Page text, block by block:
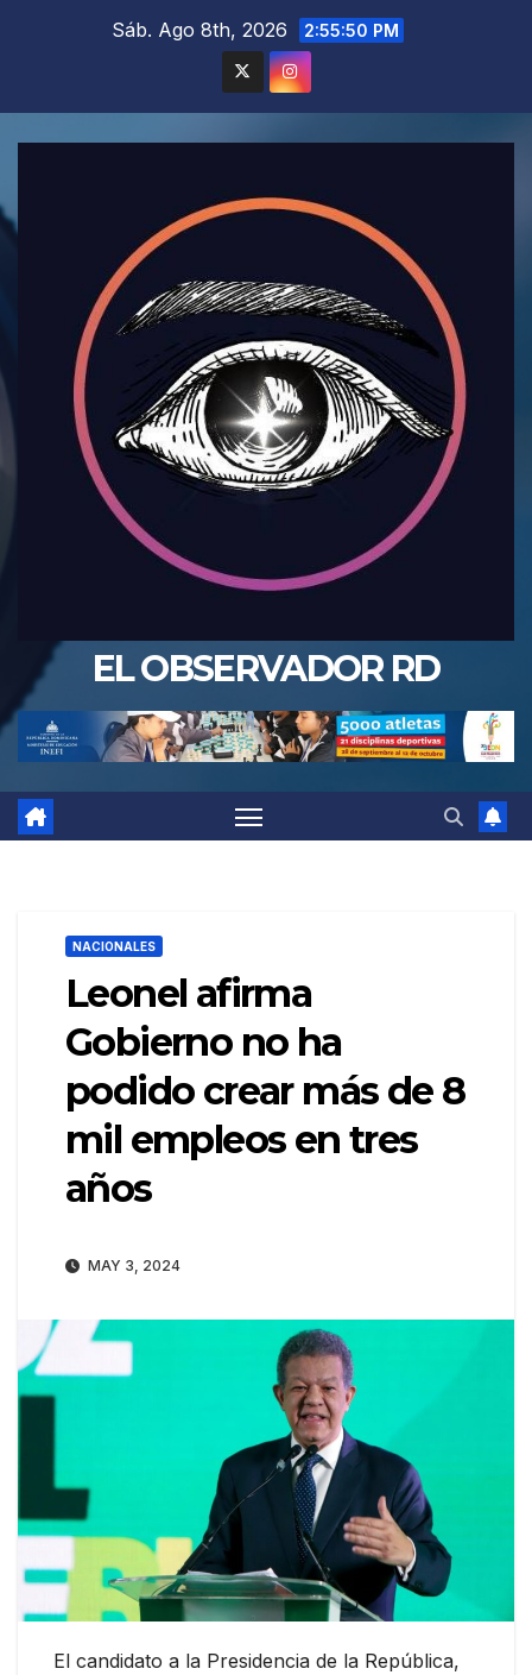
Sáb. Ago 8th, 2026 2:55:52 PM
EL OBSERVADOR RD
NACIONALES
Leonel afirma
Gobierno no ha
podido crear más de 8
mil empleos en tres
años
MAY 3, 2024
El candidato a la Presidencia de la República,